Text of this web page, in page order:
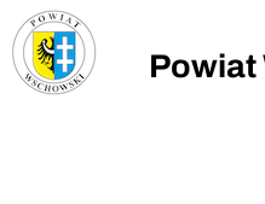
Powiat